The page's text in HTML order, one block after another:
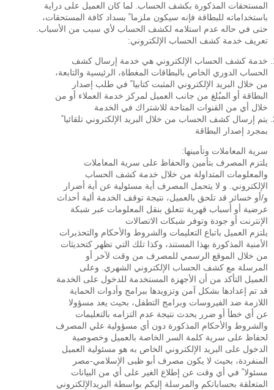
المستحقات المذكورة بكشف الحساب. لما كان العميل على دراية
باستخداماته للبطاقة فإنه سيكون ملزما ً بسداد كافة المستحقات،
حتى في حاله عدم استلامه لكشف الحساب لأي سبب من الأسباب.
تعريف خدمة كشف الحساب الإلكتروني:
خدمة كشف الحساب الإلكتروني هي خدمة إرسال كشف
الحساب الدوري الخاص بالبطاقات المغطاة، الرئيسية والتابعة،
من خلال البريد الإلكتروني المثبت كتابيا ً في طلب إصدار
البطاقة أو المبُلغ من جانب العميل لمركز خدمة العملاء أو من
خلال أي من القنوات المتاحة للاشتراك في الخدمة
يتم إرسال كشف الحساب من خلال البريد الإلكتروني تلقائيا ً
بمجرد إصدار البطاقة
سرية المعاملات وتأمينها:
يلتزم المصرف بتأمين والحفاظ على سرية المعاملات
والمعلومات المتداولة من خلال خدمة كشف الحساب
الإلكتروني. و لا يتحمل المصرف أية مسئولية عن أية أضرار
و/أو خسائر قد تلحق بالعميل، نتيجة توقف الخدمة ألية أحداث
عرضية أو أسباب قهرية تتعلق بنقل المعلومات عبر شبكة
الإنترنت أو جودة وتوفر شبكات الاتصالات
يلتزم العميل باتباع التعليمات والشروط والأحكام والتحذيرات
الأمنية المذكورة بهذا المستند، وكذا تلك التي تظهر كتحديثات
من خلال الموقع الرسمي للمصرف من وقت لآخر أو
المرسلة مع كشف الحساب الإلكتروني الشهري. وعلى
العميل التأكد من أن الأجهزة المستخدمة للدخول على الخدمة
قد تم إعدادها بشكل آمن وتزويدها ببرامج وأدوات الحماية
اللازمة ضد الفيروسات وبرامج التطفل، بحيث يعد مسؤولا
عن أي خطأ أو ضرر يحدث نتيجة عدم التزامه بالتعليمات
والشروط والأحكام المذكورة دون أي مسؤولية علي المصرف
لحفاظ على سرية كلمة السر الخاصة بالعميل وخصوصية
الدخول على البريد الإلكتروني الخاص به هو مسئولية العميل
المنفردة، بحيث لا يكون مصرف أبو ظبى الإسلامي-مصر
مسئولا ً في أي وقت عن إطلاع الغير على أي من البيانات
المتعلقة بحساباتكم والمرسلة إليكم بواسطة البريدالإلكتروني